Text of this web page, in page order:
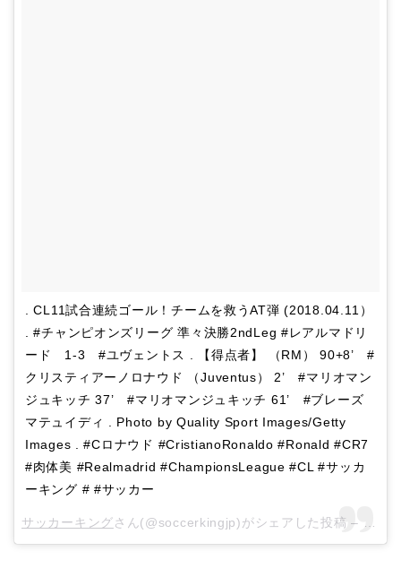
. CL11試合連続ゴール！チームを救うAT弾 (2018.04.11）
. #チャンピオンズリーグ 準々決勝2ndLeg #レアルマドリ
ード 1-3 #ユヴェントス . 【得点者】 （RM） 90+8’ #
クリスティアーノロナウド （Juventus） 2’ #マリオマン
ジュキッチ 37’ #マリオマンジュキッチ 61’ #ブレーズ
マテュイディ . Photo by Quality Sport Images/Getty
Images . #Cロナウド #CristianoRonaldo #Ronald #CR7
#肉体美 #Realmadrid #ChampionsLeague #CL #サッカ
ーキング # #サッカー
サッカーキングさん(@soccerkingjp)がシェアした投稿 –